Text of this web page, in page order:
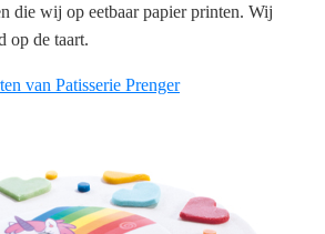
die wij op eetbaar papier printen. Wij
op de taart.
van Patisserie Prenger